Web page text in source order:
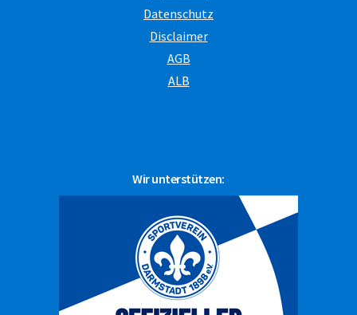
Wir unterstützen:
Datenschutz
Disclaimer
AGB
ALB